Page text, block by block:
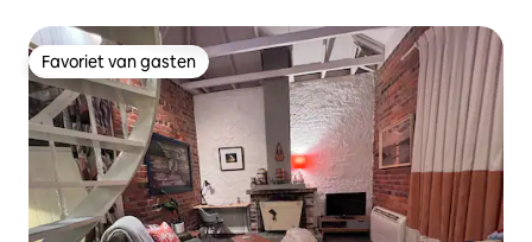
Favoriet van gasten
Favoriet van gasten